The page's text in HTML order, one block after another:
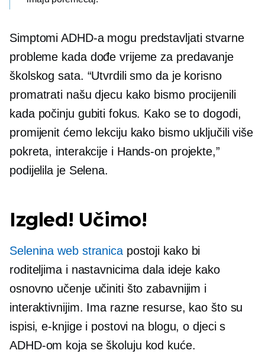
Simptomi ADHD-a mogu predstavljati stvarne
probleme kada dođe vrijeme za predavanje
školskog sata. “Utvrdili smo da je korisno
promatrati našu djecu kako bismo procijenili
kada počinju gubiti fokus. Kako se to dogodi,
promijenit ćemo lekciju kako bismo uključili više
pokreta, interakcije i Hands-on projekte,”
podijelila je Selena.
Izgled! Učimo!
Selenina web stranicapostoji kako bi
roditeljima i nastavnicima dala ideje kako
osnovno učenje učiniti što zabavnijim i
interaktivnijim. Ima razne resurse, kao što su
ispisi, e-knjige i postovi na blogu, o djeci s
ADHD-om koja se školuju kod kuće.